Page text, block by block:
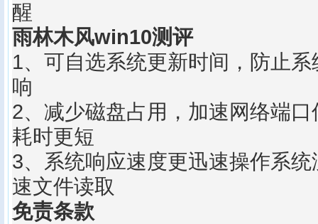
醒
雨林木风win10测评
1、可自选系统更新时间，防止
响
2、减少磁盘占用，加速网络端
耗时更短
3、系统响应速度更迅速操作系
速文件读取
免责条款